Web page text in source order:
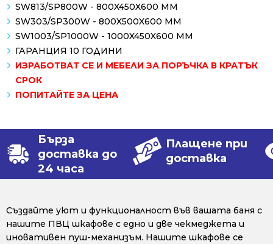
SW813/SP800W - 800X450X600 ММ
SW303/SP300W - 800X500X600 ММ
SW1003/SP1000W - 1000X450X600 ММ
ГАРАНЦИЯ 10 ГОДИНИ
ИЗРАБОТВАТ СЕ И МЕБЕЛИ ЗА ПОРЪЧКА В КРАТЪК
СРОК
ПОПИТАЙТЕ ЗА ЦЕНА
Бърза
доставка до
24 часа
Плащене при
доставка
Създайте уют и функционалност във вашата баня с
нашите ПВЦ шкафове с едно и две чекмеджета и
иновативен пуш-механизъм. Нашите шкафове се